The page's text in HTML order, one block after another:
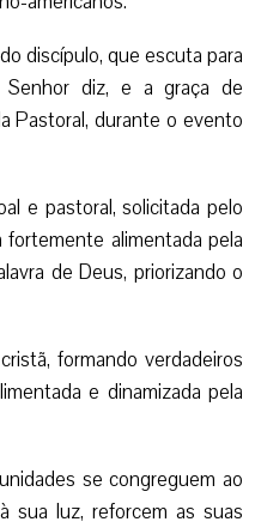
discípulo, que escuta para
diz, e a graça de
Pastoral, durante o evento
e pastoral, solicitada pelo
alimentada pela
de Deus, priorizando o
formando verdadeiros
e dinamizada pela
se congreguem ao
sua luz, reforcem as suas